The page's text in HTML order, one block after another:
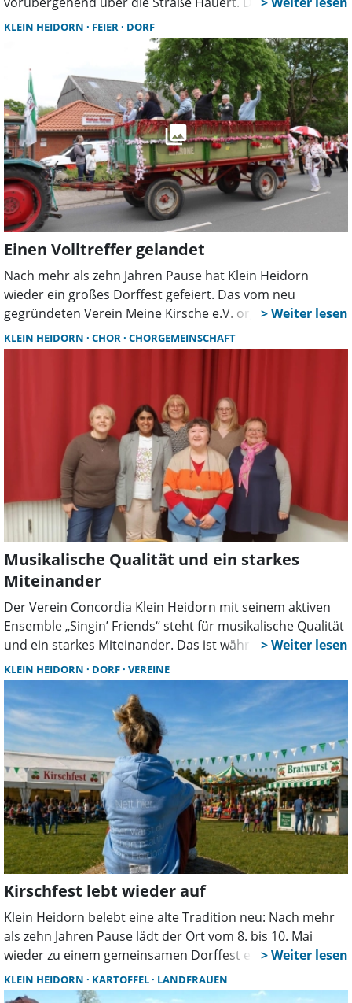
Feldweg zeitweise gesperrt. Die Maßnahme könnte über
Mai 2027 hinaus verlängert werden.
KLEIN HEIDORN FEIER DORF
Einen Volltreffer gelandet
Nach mehr als zehn Jahren Pause hat Klein Heidorn
wieder ein großes Dorffest gefeiert. Das vom neu
gegründeten Verein Meine Kirsche e.V. organisierte
Kirschfest begeisterte mit Umzug, Musik,
Kinderprogramm und starker Beteiligung.
KLEIN HEIDORN CHOR CHORGEMEINSCHAFT
Musikalische Qualität und ein starkes
Miteinander
Der Verein Concordia Klein Heidorn mit seinem aktiven
Ensemble „Singin’ Friends“ steht für musikalische Qualität
und ein starkes Miteinander. Das ist während der
jüngsten Jahreshauptversammlung einmal mehr deutlich
geworden.
KLEIN HEIDORN DORF VEREINE
Kirschfest lebt wieder auf
Klein Heidorn belebt eine alte Tradition neu: Nach mehr
als zehn Jahren Pause lädt der Ort vom 8. bis 10. Mai
wieder zu einem gemeinsamen Dorffest ein. Beim
Kirschfest erwartet die Besucher ein
abwechslungsreiches Programm für Jung und Alt.
KLEIN HEIDORN KARTOFFEL LANDFRAUEN